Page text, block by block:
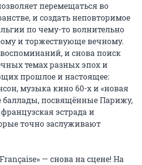
перемещаться во
и создать неповторимое
по чему-то волнительно
и торжествующе вечному.
и снова поиск
темах разных эпох и
прошлое и настоящее:
музыка кино 60-х и «новая
баллады, посвящённые Парижу,
эстрада и
точно заслуживают
— снова на сцене! На